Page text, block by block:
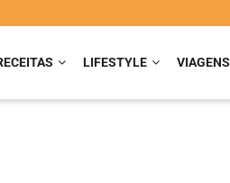
LIFESTYLE VIAGENS